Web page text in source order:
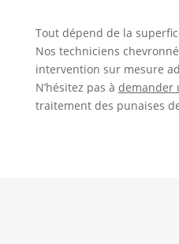
Tout dépend de la
Nos techniciens
intervention sur mesure
N’hésitez pas à demander
traitement des punaises